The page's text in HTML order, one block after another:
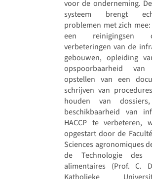
voor de onderneming.
systeem brengt
problemen met zich
een reinigingsen
verbeteringen van de
gebouwen, opleiding
opspoorbaarheid
opstellen van een
schrijven van
houden van
beschikbaarheid van
HACCP te verbeteren,
opgestart door de
Sciences agronomiques
de Technologie des
alimentaires (Prof. C.